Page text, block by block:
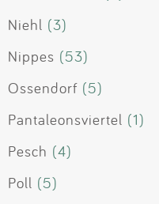
Niehl (3)
Nippes (53)
Ossendorf (5)
Pantaleonsviertel (1)
Pesch (4)
Poll (5)